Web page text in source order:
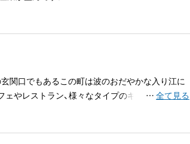
関口でもあるこの町は波のおだやかな入り江に
やレストラン、様々なタイプのギャラリーが多
… 全て見る